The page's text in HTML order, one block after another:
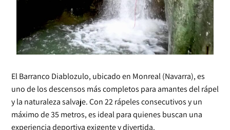
El Barranco Diablozulo, ubicado en Monreal (Navarra), es
uno de los descensos más completos para amantes del rápel
y la naturaleza salvaje. Con 22 rápeles consecutivos y un
máximo de 35 metros, es ideal para quienes buscan una
experiencia deportiva exigente y divertida.